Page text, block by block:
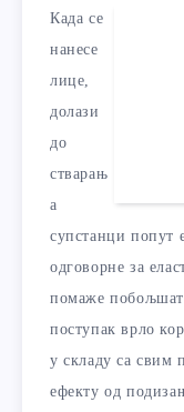
Када се
нанесе
лице,
долази
до
стварањ
а
супстанци попут
одговорне за
помаже
поступак врло
у складу са свим
ефекту од